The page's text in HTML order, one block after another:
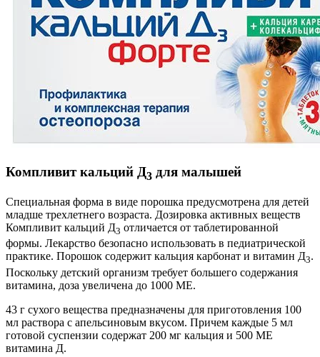
Компливит кальций Д3 для малышей
Специальная форма в виде порошка предусмотрена для детей
младше трехлетнего возраста. Дозировка активных веществ
Компливит кальций Д3 отличается от таблетированной
формы. Лекарство безопасно использовать в педиатрической
практике. Порошок содержит кальция карбонат и витамин Д3.
Поскольку детский организм требует большего содержания
витамина, доза увеличена до 1000 МЕ.
43 г сухого вещества предназначены для приготовления 100
мл раствора с апельсиновым вкусом. Причем каждые 5 мл
готовой суспензии содержат 200 мг кальция и 500 МЕ
витамина Д.